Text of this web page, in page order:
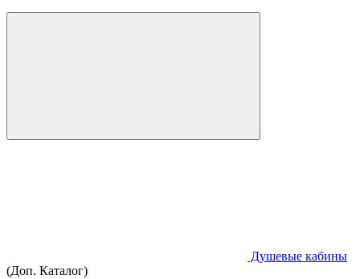
Душевые кабины
(Доп. Каталог)